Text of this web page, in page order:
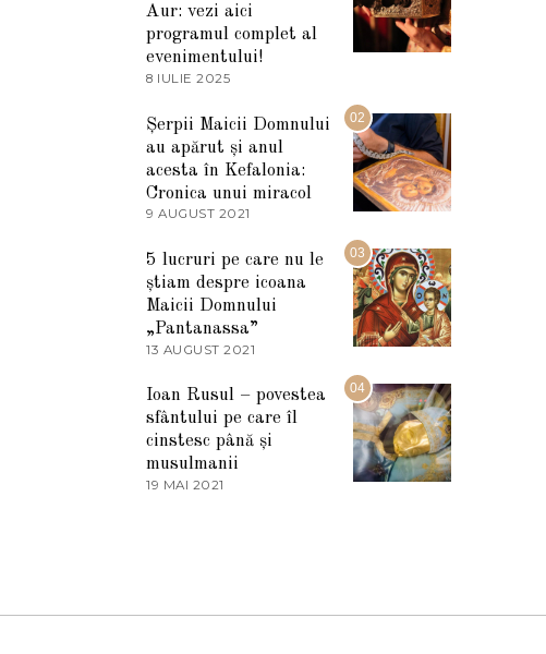
Aur: vezi aici
programul complet al
evenimentului!
8 IULIE 2025
U
L
I
2
0
5
02
Șerpii Maicii Domnului
au apărut și anul
acesta în Kefalonia:
Cronica unui miracol
9 AUGUST 2021
A
R
T
I
2
2
2
03
5 lucruri pe care nu le
știam despre icoana
Maicii Domnului
„Pantanassa”
13 AUGUST 2021
U
G
U
S
04
Ioan Rusul – povestea
sfântului pe care îl
cinstesc până și
musulmanii
19 MAI 2021